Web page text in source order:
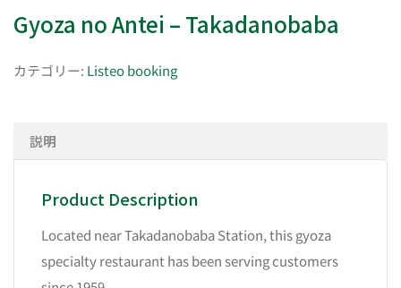
Gyoza no Antei – Takadanobaba
カテゴリー: Listeo booking
説明
Product Description
Located near Takadanobaba Station, this gyoza
specialty restaurant has been serving customers